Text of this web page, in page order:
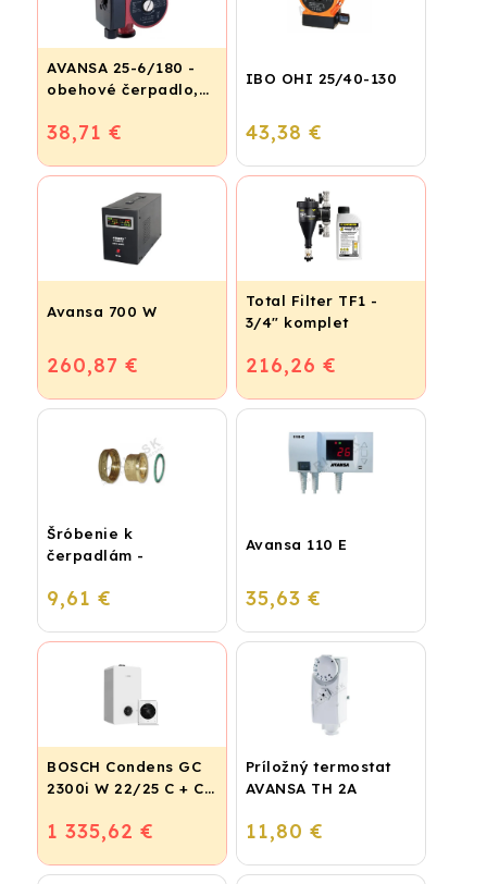
AVANSA 25-6/180 -
obehové čerpadlo,
6/4"
38,71 €
IBO OHI 25/40-130
43,38 €
Avansa 700 W
260,87 €
Total Filter TF1 -
3/4" komplet
216,26 €
Šróbenie k
čerpadlám -
IVAR.SC
9,61 €
Avansa 110 E
35,63 €
BOSCH Condens GC
2300i W 22/25 C + CR
1 335,62 €
Príložný termostat
AVANSA TH 2A
11,80 €